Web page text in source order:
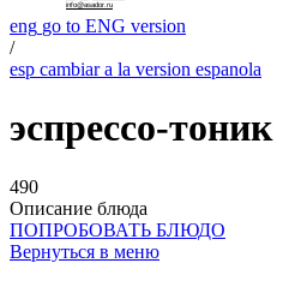
info@asador.ru
eng go to ENG version
/
esp cambiar a la version espanola
эспрессо-тоник
490
Описание блюда
ПОПРОБОВАТЬ БЛЮДО
Вернуться в меню